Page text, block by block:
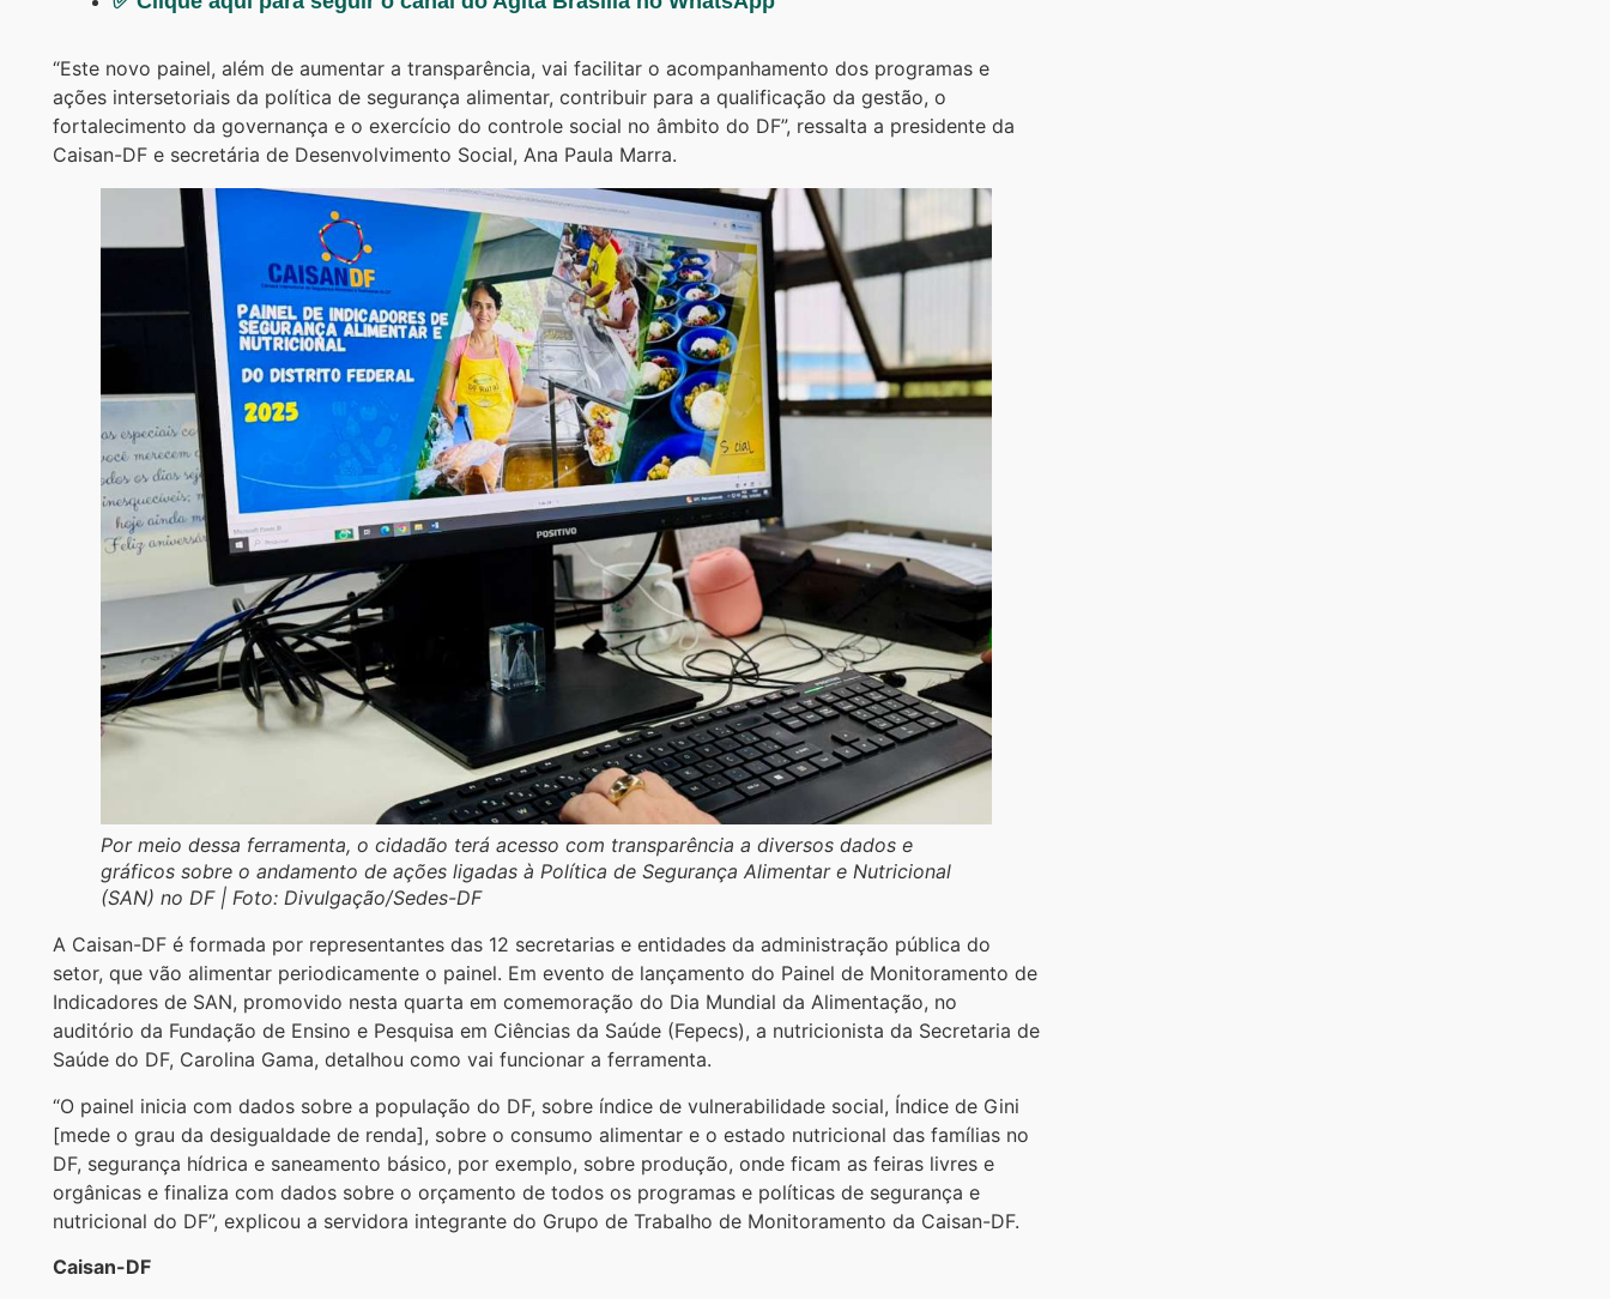
“Este novo painel, além de aumentar a transparência, vai facilitar o acompanhamento dos programas e
ações intersetoriais da política de segurança alimentar, contribuir para a qualificação da gestão, o
fortalecimento da governança e o exercício do controle social no âmbito do DF”, ressalta a presidente da
Caisan-DF e secretária de Desenvolvimento Social, Ana Paula Marra.
Por meio dessa ferramenta, o cidadão terá acesso com transparência a diversos dados e
gráficos sobre o andamento de ações ligadas à Política de Segurança Alimentar e Nutricional
(SAN) no DF | Foto: Divulgação/Sedes-DF
A Caisan-DF é formada por representantes das 12 secretarias e entidades da administração pública do
setor, que vão alimentar periodicamente o painel. Em evento de lançamento do Painel de Monitoramento de
Indicadores de SAN, promovido nesta quarta em comemoração do Dia Mundial da Alimentação, no
auditório da Fundação de Ensino e Pesquisa em Ciências da Saúde (Fepecs), a nutricionista da Secretaria de
Saúde do DF, Carolina Gama, detalhou como vai funcionar a ferramenta.
“O painel inicia com dados sobre a população do DF, sobre índice de vulnerabilidade social, Índice de Gini
[mede o grau da desigualdade de renda], sobre o consumo alimentar e o estado nutricional das famílias no
DF, segurança hídrica e saneamento básico, por exemplo, sobre produção, onde ficam as feiras livres e
orgânicas e finaliza com dados sobre o orçamento de todos os programas e políticas de segurança e
nutricional do DF”, explicou a servidora integrante do Grupo de Trabalho de Monitoramento da Caisan-DF.
Caisan-DF